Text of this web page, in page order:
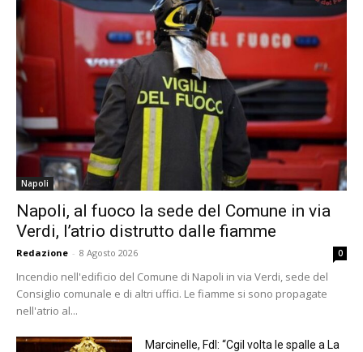
Napoli
Napoli, al fuoco la sede del Comune in via
Verdi, l’atrio distrutto dalle fiamme
Redazione - 8 Agosto 2026 0
Incendio nell'edificio del Comune di Napoli in via Verdi, sede del
Consiglio comunale e di altri uffici. Le fiamme si sono propagate
nell'atrio al...
Marcinelle, FdI: “Cgil volta le spalle a La